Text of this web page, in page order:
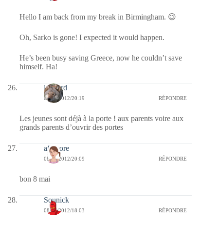
Hello I am back from my break in Birmingham. 😉
Oh, Sarko is gone! I expected it would happen.
He’s been busy saving Greece, now he couldn’t save
himself. Ha!
louvard
08/05/2012/20:19 RÉPONDRE
Les jeunes sont déjà à la porte ! aux parents voire aux
grands parents d’ouvrir des portes
afaurore
08/05/2012/20:09 RÉPONDRE
bon 8 mai
Sounick
08/05/2012/18:03 RÉPONDRE